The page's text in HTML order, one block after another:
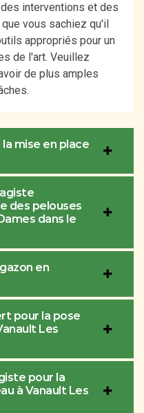
interventions et des
vous sachiez qu'il
appropriés pour un
de l'art. Veuillez
de plus amples
mise en place
des pelouses
dans le
en
pour la pose
Les
pour la
à Vanault Les